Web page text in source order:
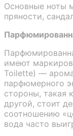
Основные ноты
пряности,
имеют
Toilette) —
парфюмерного
стороны, такая
другой, стоит
соотношению
вода часто